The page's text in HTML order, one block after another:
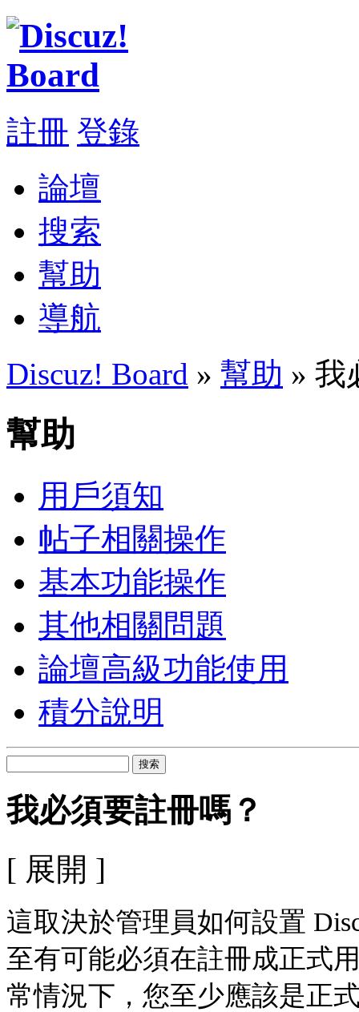
註冊 登錄
論壇
搜索
幫助
導航
Discuz! Board » 幫助 » 我
幫助
用戶須知
帖子相關操作
基本功能操作
其他相關問題
論壇高級功能使用
積分說明
搜索
我必須要註冊嗎？
[ 展開 ]
這取決於管理員如何設置
至有可能必須在註冊成正式
常情況下，您至少應該是正